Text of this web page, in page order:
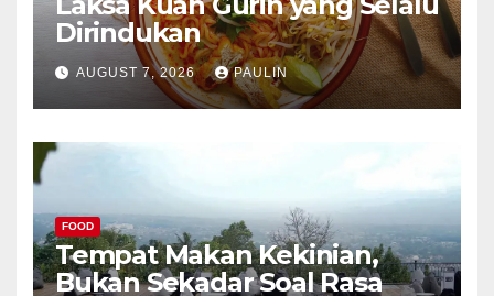
Dirindukan
AUGUST 7, 2026 PAULIN
FOOD
Tempat Makan Kekinian,
Bukan Sekadar Soal Rasa